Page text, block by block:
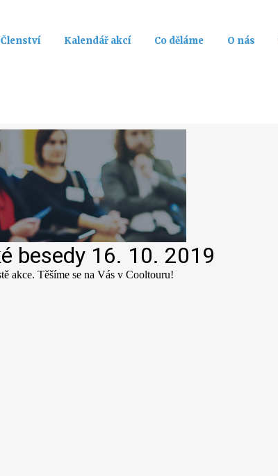
Členství Kalendář akcí Co děláme O nás